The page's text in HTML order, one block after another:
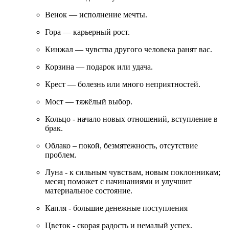
Венок — исполнение мечты.
Гора — карьерный рост.
Кинжал — чувства другого человека ранят вас.
Корзина — подарок или удача.
Крест — болезнь или много неприятностей.
Мост — тяжёлый выбор.
Кольцо - начало новых отношений, вступление в
брак.
Облако – покой, безмятежность, отсутствие
проблем.
Луна - к сильным чувствам, новым поклонникам;
месяц поможет с начинаниями и улучшит
материальное состояние.
Капля - большие денежные поступления
Цветок - скорая радость и немалый успех.